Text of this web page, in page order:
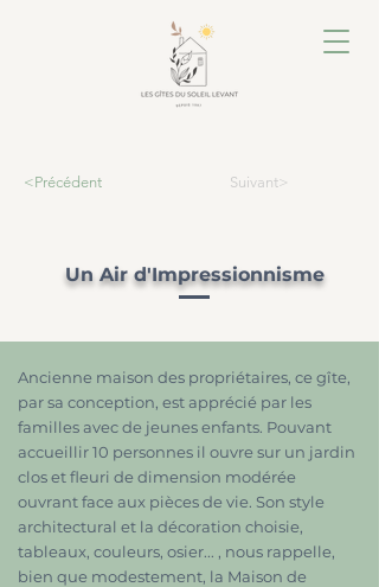
<Précédent Suivant>
Un Air d'Impressionnisme
Ancienne maison des propriétaires, ce gîte,
par sa conception, est apprécié par les
familles avec de jeunes enfants. Pouvant
accueillir 10 personnes il ouvre sur un jardin
clos et fleuri de dimension modérée
ouvrant face aux pièces de vie. Son style
architectural et la décoration choisie,
tableaux, couleurs, osier... , nous rappelle,
bien que modestement, la Maison de